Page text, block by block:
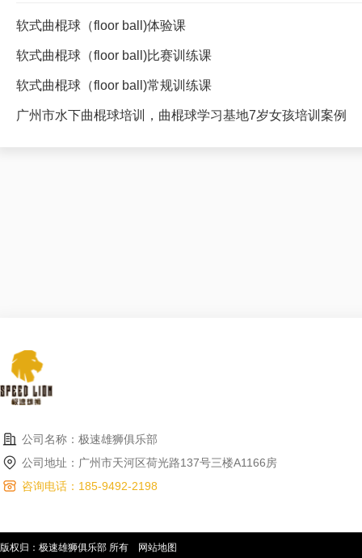
软式曲棍球（floor ball)体验课
软式曲棍球（floor ball)比赛训练课
软式曲棍球（floor ball)常规训练课
广州市水下曲棍球培训，曲棍球学习基地7岁女孩培训案例
公司名称：极速雄狮俱乐部
公司地址：广州市天河区荷光路137号三楼A1166房
咨询电话：185-9492-2198
版权归：极速雄狮俱乐部 所有 网站地图